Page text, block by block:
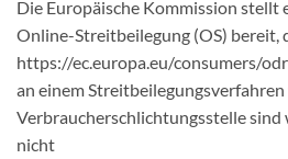
Die Europäische Kommission stellt
Online-Streitbeilegung (OS) bereit,
https://ec.europa.eu/consumers/
an einem
Verbraucherschlichtungsstelle
nicht